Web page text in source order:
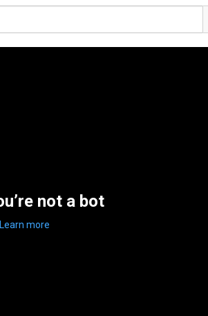
not a bot
Learn more